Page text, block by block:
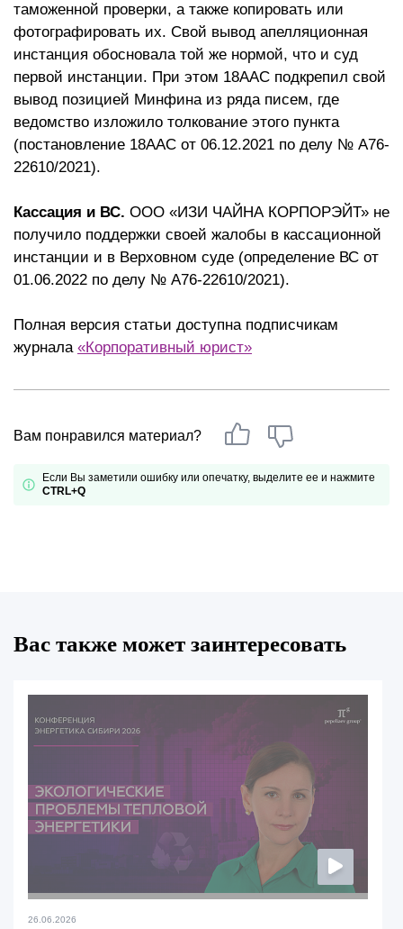
таможенной проверки, а также копировать или
фотографировать их. Свой вывод апелляционная
инстанция обосновала той же нормой, что и суд
первой инстанции. При этом 18ААС подкрепил свой
вывод позицией Минфина из ряда писем, где
ведомство изложило толкование этого пункта
(постановление 18ААС от 06.12.2021 по делу № А76-
22610/2021).
Кассация и ВС. ООО «ИЗИ ЧАЙНА КОРПОРЭЙТ» не
получило поддержки своей жалобы в кассационной
инстанции и в Верховном суде (определение ВС от
01.06.2022 по делу № А76-22610/2021).
Полная версия статьи доступна подписчикам
журнала «Корпоративный юрист»
Вам понравился материал?
Если Вы заметили ошибку или опечатку, выделите ее и нажмите
CTRL+Q
Вас также может заинтересовать
26.06.2026